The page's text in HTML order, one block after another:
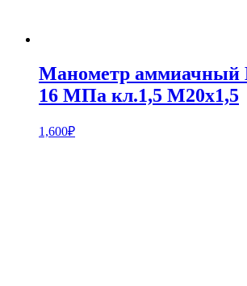
Манометр
16 МПа кл.1,5 М20х1,5
1,600₽